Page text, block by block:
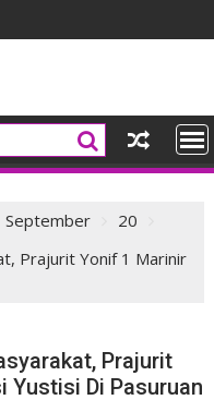
September
20
Prajurit Yonif 1 Marinir
Prajurit
Yustisi Di Pasuruan